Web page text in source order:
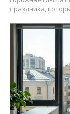
праздника,